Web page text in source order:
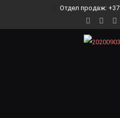
Отдел продаж: